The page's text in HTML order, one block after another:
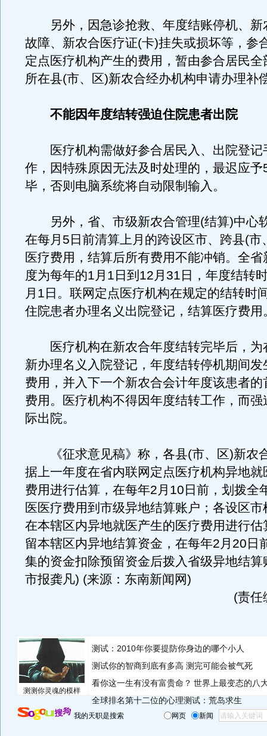
另外，因急诊抢救、年度结账停机、新
故障、新农合医疗证(卡)挂失或损坏等，参
定点医疗机构产生的费用，暂由参合居民全
所在县(市、区)新农合经办机构申请办理补
不能因年度结转强迫住院患者出院
医疗机构需做好参合居民入、出院登记
作，因特殊原因无法及时处理的，最迟应予
毕，否则电脑系统将自动限制输入。
另外，省、市级新农合管理(结算)中心
在每月5日前清算上月的跨设区市、跨县(市
医疗费用，结算后所有费用不能冲销。全
度为每年的1月1日到12月31日，年度结转
月1日。联网定点医疗机构在规定的结转时
住院患者办理名义出院登记，结算医疗费用
医疗机构在新农合年度结转完毕后，为
新办理名义入院登记，年度结转停机期间发
费用，并入下一个新农合会计年度该患者的
费用。医疗机构不得因年度结转工作，而强
际出院。
《征求意见稿》称，各县(市、区)新农
据上一年度在省内联网定点医疗机构异地就
费用进行估算，在每年2月10日前，划拨全
医医疗费用到市级异地结算账户；各设区
在本辖区内异地就医产生的医疗费用进行估
留本辖区内异地结算资金，在每年2月20日
集的资金扣除预留资金后拨入省级异地结算
市报龚凡) (来源：东南新闻网)
(责任
测测你灵魂的模样
测试：2010年你要提防你身边的哪个小人
测试你的智商到底有多高 测完可能会被气死
看你这一生有没有富贵命？ 世界上最变态的八
全球排名第十二位的心理测试：荒岛求生
我的天职是搜索 网页 新闻